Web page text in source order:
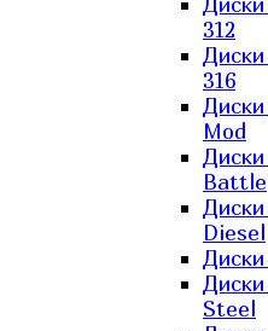
312
316
Mod
Battle
Diesel
Steel